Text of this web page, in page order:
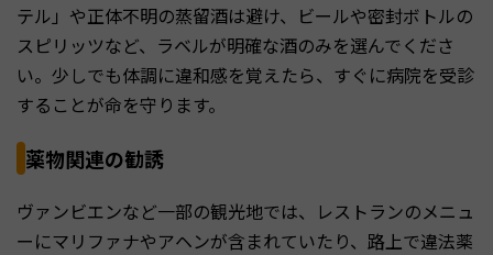
テル」や正体不明の蒸留酒は避け、ビールや密封ボトルの
スピリッツなど、ラベルが明確な酒のみを選んでくださ
い。少しでも体調に違和感を覚えたら、すぐに病院を受診
することが命を守ります。
薬物関連の勧誘
ヴァンビエンなど一部の観光地では、レストランのメニュ
ーにマリファナやアヘンが含まれていたり、路上で違法薬